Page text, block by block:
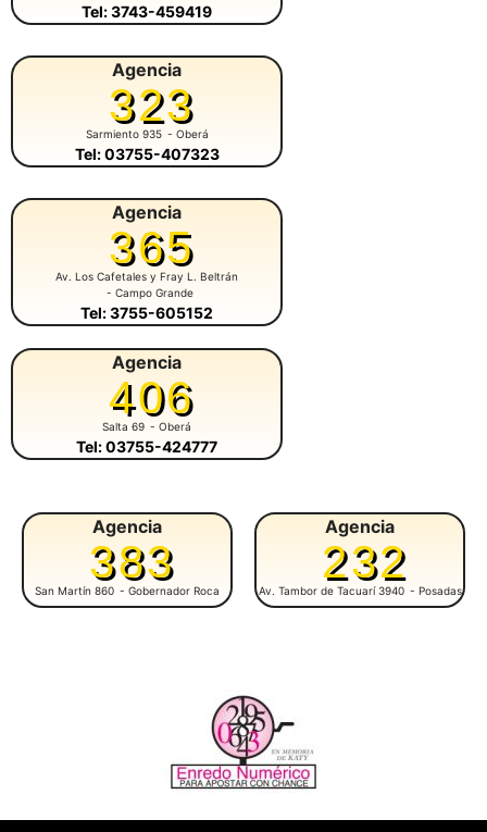
Tel: 3743-459419
Agencia
323
Sarmiento 935 - Oberá
Tel: 03755-407323
Agencia
365
Av. Los Cafetales y Fray L. Beltrán
- Campo Grande
Tel: 3755-605152
Agencia
406
Salta 69 - Oberá
Tel: 03755-424777
Agencia
383
San Martín 860 - Gobernador Roca
Agencia
232
Av. Tambor de Tacuarí 3940 - Posadas